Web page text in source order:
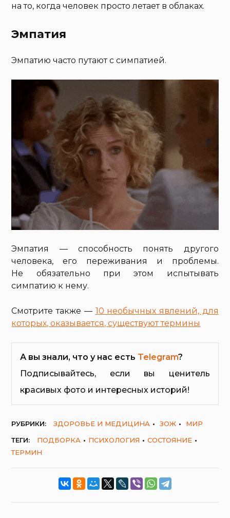
на то, когда человек просто летает в облаках.
Эмпатия
Эмпатию часто путают с симпатией.
Эмпатия — способность понять другого
человека, его переживания и проблемы.
Не обязательно при этом испытывать
симпатию к нему.
Смотрите также — 10 необычных явлений, для
которых, оказывается, существуют термины
А вы знали, что у нас есть Telegram?
Подписывайтесь, если вы ценитель
красивых фото и интересных историй!
РУБРИКИ: ЗДОРОВЬЕ И МЕДИЦИНА ЗОЖ
МИР
ТЕГИ:
ПОДБОРКА ПСИХОЛОГИЯ
СОСТОЯНИЕ
ТЕРМИН